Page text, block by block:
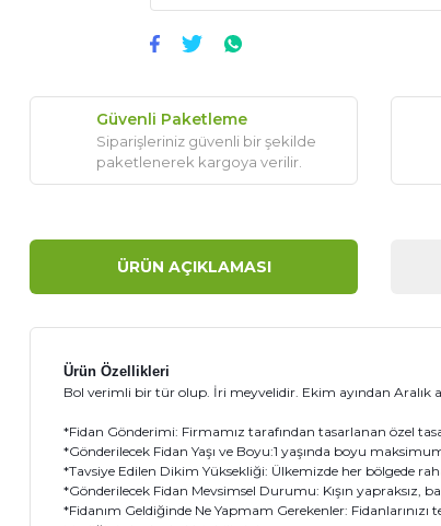
Güvenli Paketleme
Siparişleriniz güvenli bir şekilde
paketlenerek kargoya verilir.
ÜRÜN AÇIKLAMASI
Ürün Özellikleri
Bol verimli bir tür olup. İri meyvelidir. Ekim ayından Aralık
*Fidan Gönderimi: Firmamız tarafından tasarlanan özel
*Gönderilecek Fidan Yaşı ve Boyu:1 yaşında boyu
*Tavsiye Edilen Dikim Yüksekliği: Ülkemizde her bölgede
*Gönderilecek Fidan Mevsimsel Durumu: Kışın yapraksız,
*Fidanım Geldiğinde Ne Yapmam Gerekenler: